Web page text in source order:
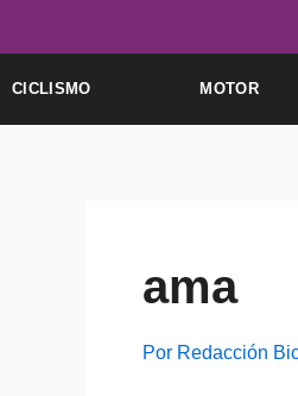
CICLISMO MOTOR
ama
Por Redacción